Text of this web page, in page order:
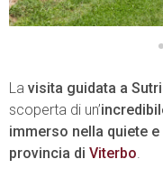
La visita guidata a Sutri
scoperta di un’
immerso nella quiete
provincia di Viterbo.